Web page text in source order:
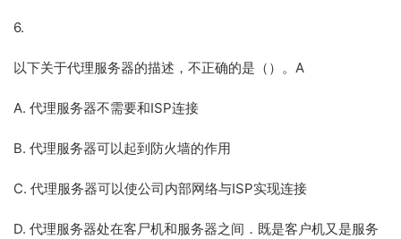
6.
以下关于代理服务器的描述，不正确的是（）。A
A. 代理服务器不需要和ISP连接
B. 代理服务器可以起到防火墙的作用
C. 代理服务器可以使公司内部网络与ISP实现连接
D. 代理服务器处在客尸机和服务器之间．既是客户机又是服务